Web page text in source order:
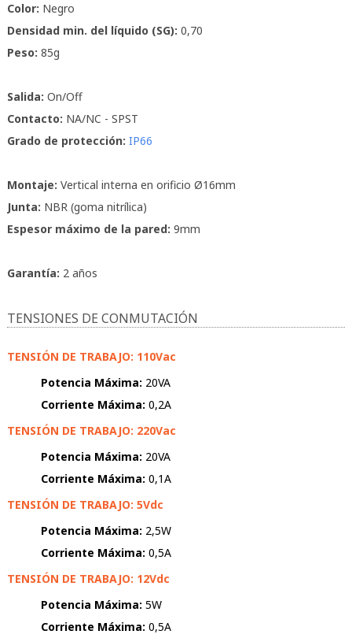
Color: Negro
Densidad min. del líquido (SG): 0,70
Peso: 85g
Salida: On/Off
Contacto: NA/NC - SPST
Grado de protección: IP66
Montaje: Vertical interna en orificio Ø16mm
Junta: NBR (goma nitrílica)
Espesor máximo de la pared: 9mm
Garantía: 2 años
TENSIONES DE CONMUTACIÓN
TENSIÓN DE TRABAJO: 110Vac
Potencia Máxima: 20VA
Corriente Máxima: 0,2A
TENSIÓN DE TRABAJO: 220Vac
Potencia Máxima: 20VA
Corriente Máxima: 0,1A
TENSIÓN DE TRABAJO: 5Vdc
Potencia Máxima: 2,5W
Corriente Máxima: 0,5A
TENSIÓN DE TRABAJO: 12Vdc
Potencia Máxima: 5W
Corriente Máxima: 0,5A